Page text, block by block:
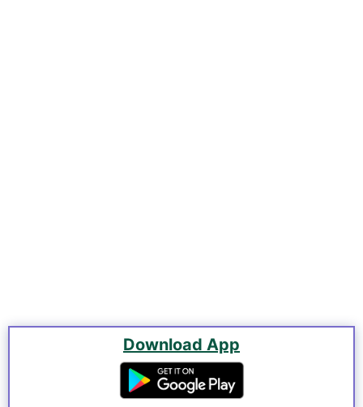
Download App